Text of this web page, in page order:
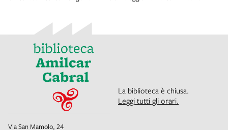
La biblioteca è chiusa.
Leggi tutti gli orari.
Via San Mamolo, 24